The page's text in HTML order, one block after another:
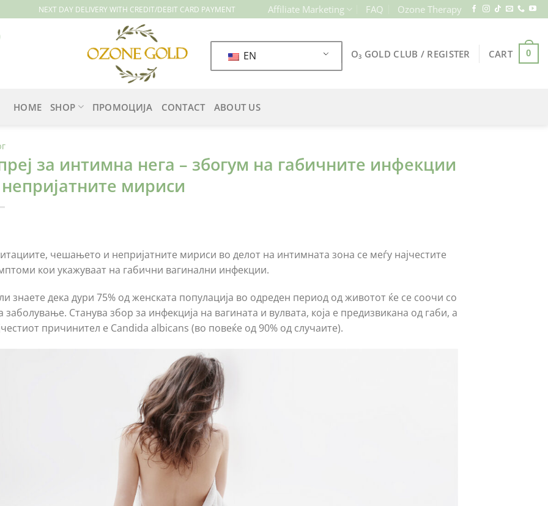
NEXT DAY DELIVERY WITH CREDIT/DEBIT CARD PAYMENT Affiliate Marketing FAQ Ozone Therapy
EN O₃ GOLD CLUB / REGISTER CART 0
HOME SHOP ПРОМОЦИЈА CONTACT ABOUT US
за интимна нега – збогум на габичните инфекции
мириси
чешањето и непријатните мириси во делот на интимната зона се меѓу најчестите
кои укажуваат на габични вагинални инфекции.
знаете дека дури 75% од женската популација во одреден период од животот ќе се соочи со
заболување. Станува збор за инфекција на вагината и вулвата, која е предизвикана од габи, а
причинител е Candida albicans (во повеќе од 90% од случаите).